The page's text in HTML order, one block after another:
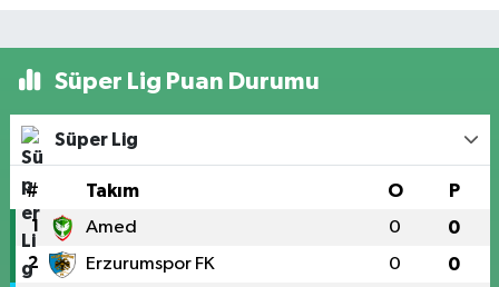
Süper Lig Puan Durumu
Süper Lig
# Takım O P
1 Amed 0 0
2 Erzurumspor FK 0 0